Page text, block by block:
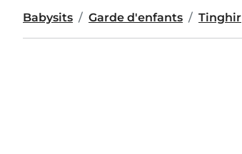
Babysits Garde d'enfants Tinghir